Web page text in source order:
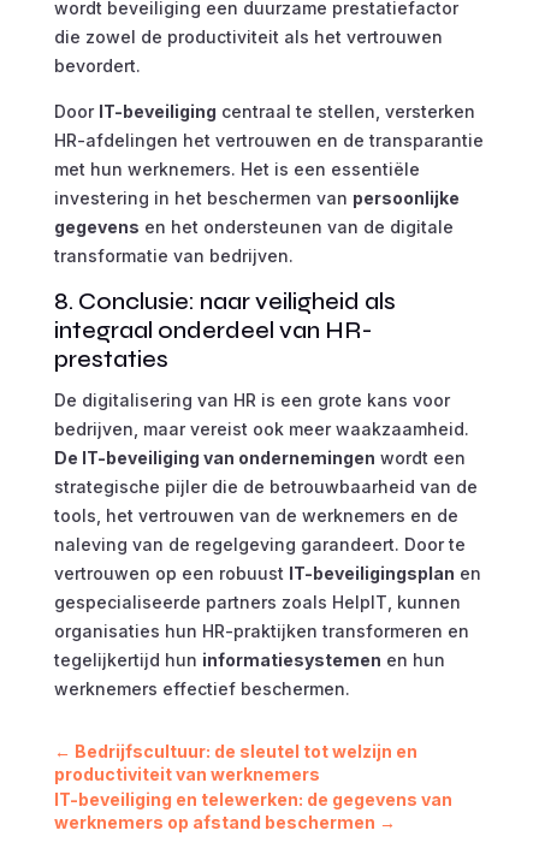
wordt beveiliging een duurzame prestatiefactor
die zowel de productiviteit als het vertrouwen
bevordert.
Door IT-beveiliging centraal te stellen, versterken
HR-afdelingen het vertrouwen en de transparantie
met hun werknemers. Het is een essentiële
investering in het beschermen van persoonlijke
gegevens en het ondersteunen van de digitale
transformatie van bedrijven.
8. Conclusie: naar veiligheid als
integraal onderdeel van HR-
prestaties
De digitalisering van HR is een grote kans voor
bedrijven, maar vereist ook meer waakzaamheid.
De IT-beveiliging van ondernemingen wordt een
strategische pijler die de betrouwbaarheid van de
tools, het vertrouwen van de werknemers en de
naleving van de regelgeving garandeert. Door te
vertrouwen op een robuust IT-beveiligingsplan en
gespecialiseerde partners zoals HelpIT, kunnen
organisaties hun HR-praktijken transformeren en
tegelijkertijd hun informatiesystemen en hun
werknemers effectief beschermen.
← Bedrijfscultuur: de sleutel tot welzijn en
productiviteit van werknemers
IT-beveiliging en telewerken: de gegevens van
werknemers op afstand beschermen →